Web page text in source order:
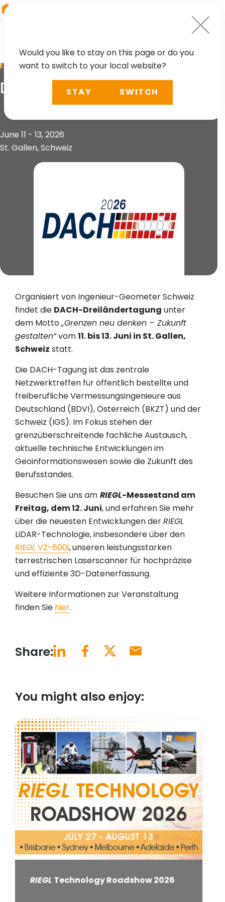
EVENT
DACH 2026
June 11 - 13, 2026
St. Gallen, Schweiz
Organisiert von Ingenieur-Geometer Schweiz
findet die DACH-Dreiländertagung unter
dem Motto„Grenzen neu denken – Zukunft
gestalten“vom11. bis 13. Juni in St. Gallen,
Schweiz statt.
Die DACH-Tagung ist das zentrale
Netzwerktreffen für öffentlich bestellte und
freiberufliche Vermessungsingenieure aus
Deutschland (BDVI), Österreich (BKZT) und der
Schweiz (IGS). Im Fokus stehen der
grenzüberschreitende fachliche Austausch,
aktuelle technische Entwicklungen im
Geoinformationswesen sowie die Zukunft des
Berufsstandes.
Besuchen Sie uns am RIEGL-Messestand am
Freitag, dem 12. Juni, und erfahren Sie mehr
über die neuesten Entwicklungen derRIEGL
LiDAR-Technologie, insbesondere über den
RIEGL VZ-600i, unseren leistungsstarken
terrestrischen Laserscanner für hochpräzise
und effiziente 3D-Datenerfassung.
Weitere Informationen zur Veranstaltung
finden Sie hier.
Share:
You might also enjoy:
RIEGL Technology Roadshow 2026
Would you like to stay on this page or do you
want to switch to your local website?
STAY SWITCH